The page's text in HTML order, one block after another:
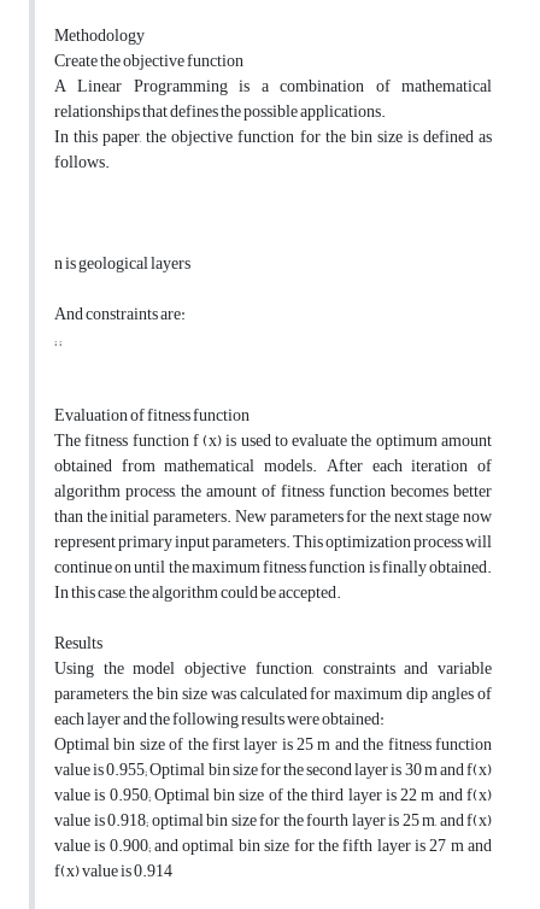
Methodology
Create the objective function
A Linear Programming is a combination of mathematical
relationships that defines the possible applications.
In this paper, the objective function for the bin size is defined as
follows.
n is geological layers
And constraints are:
; ;
Evaluation of fitness function
The fitness function f (x) is used to evaluate the optimum amount
obtained from mathematical models. After each iteration of
algorithm process, the amount of fitness function becomes better
than the initial parameters. New parameters for the next stage now
represent primary input parameters. This optimization process will
continue on until the maximum fitness function is finally obtained.
In this case, the algorithm could be accepted.
Results
Using the model objective function, constraints and variable
parameters, the bin size was calculated for maximum dip angles of
each layer and the following results were obtained:
Optimal bin size of the first layer is 25 m and the fitness function
value is 0.955; Optimal bin size for the second layer is 30 m and f(x)
value is 0.950; Optimal bin size of the third layer is 22 m and f(x)
value is 0.918; optimal bin size for the fourth layer is 25 m, and f(x)
value is 0.900; and optimal bin size for the fifth layer is 27 m and
f(x) value is 0.914